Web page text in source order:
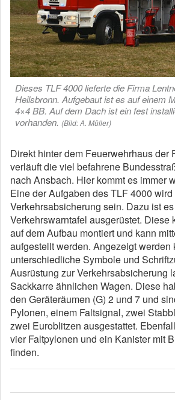
Dieses TLF 4000 lieferte die Firma
Heilsbronn. Aufgebaut ist es auf einem
4×4 BB. Auf dem Dach ist ein fest
vorhanden. (Bild: A. Müller)
Direkt hinter dem Feuerwehrhaus der
verläuft die viel befahrene
nach Ansbach. Hier kommt es immer
Eine der Aufgaben des TLF 4000
Verkehrsabsicherung sein. Dazu ist
Verkehrswarntafel ausgerüstet. Diese
auf dem Aufbau montiert und kann
aufgestellt werden. Angezeigt werden
unterschiedliche Symbole und
Ausrüstung zur Verkehrsabsicherung
Sackkarre ähnlichen Wagen. Diese
den Geräteräumen (G) 2 und 7 und
Pylonen, einem Faltsignal, zwei
zwei Euroblitzen ausgestattet.
vier Faltpylonen und ein Kanister mit
finden.